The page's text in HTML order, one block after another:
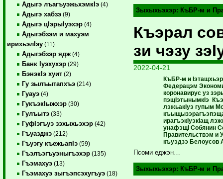
Адыгэ лъагъуэжьхэмкIэ (4)
Адыгэ хабзэ (9)
Адыгэ цIэрыIуэхэр (4)
Адыгэбзэм и махуэм
ирихьэлIэу (11)
Адыгэбзэр ядж (4)
Банк Iуэхухэр (29)
БэнэкIэ хуит (2)
Гу зылъытапхъэ (214)
Гуауэ (4)
ГукъэкIыжхэр (30)
Гулъытэ (33)
ГуфIэгъуэ зэхыхьэхэр (42)
Гъуазджэ (212)
Гъуэгу къежьапIэ (59)
Гъэлъэгъуэныгъэхэр (135)
Гъэмахуэ (13)
Гъэмахуэ зыгъэпсэхугъуэ (18)
Зыхыхьэхэр: КъБР-м и
Къэрал
зи чэзу
2022-04-21
КъБР-м и
Федерацэм
коронавирус уз
пэщIэтынымкIэ
лэжьакIуэ гупым
ирагъэкIуэкIащ
унафэщI Собянин
Правительствэм и
къуэдзэ Белоусов
Псоми еджэн…
Зыхыхьэхэр: КъБР-м и